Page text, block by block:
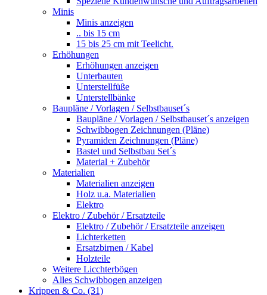
Minis
Minis anzeigen
.. bis 15 cm
15 bis 25 cm mit Teelicht.
Erhöhungen
Erhöhungen anzeigen
Unterbauten
Unterstellfüße
Unterstellbänke
Baupläne / Vorlagen / Selbstbauset´s
Baupläne / Vorlagen / Selbstbauset´s anzeigen
Schwibbogen Zeichnungen (Pläne)
Pyramiden Zeichnungen (Pläne)
Bastel und Selbstbau Set´s
Material + Zubehör
Materialien
Materialien anzeigen
Holz u.a. Materialien
Elektro
Elektro / Zubehör / Ersatzteile
Elektro / Zubehör / Ersatzteile anzeigen
Lichterketten
Ersatzbirnen / Kabel
Holzteile
Weitere Licchterbögen
Alles Schwibbogen anzeigen
Krippen & Co. (31)